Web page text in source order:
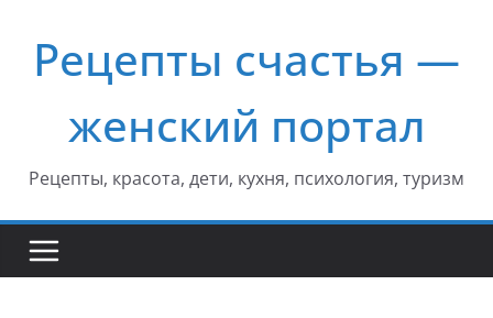
содержимому
Рецепты счастья —
женский портал
Рецепты, красота, дети, кухня, психология, туризм